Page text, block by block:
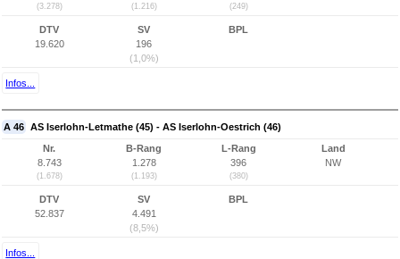
(3.278) (1.216) (249)
DTV
19.620
SV
196
(1,0%)
BPL
Infos...
A 46 AS Iserlohn-Letmathe (45) - AS Iserlohn-Oestrich (46)
Nr.
8.743
(1.678)
B-Rang
1.278
(1.193)
L-Rang
396
(380)
Land
NW
DTV
52.837
SV
4.491
(8,5%)
BPL
Infos...